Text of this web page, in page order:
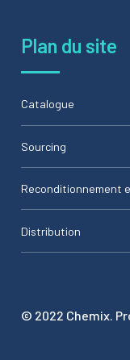
Plan du site
Catalogue
Sourcing
Reconditionnement
Distribution
© 2022 Chemix.